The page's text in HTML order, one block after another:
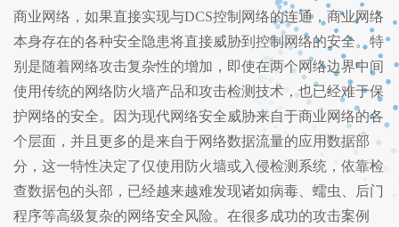
商业网络，如果直接实现与DCS控制网络的连通，商业网络
本身存在的各种安全隐患将直接威胁到控制网络的安全。特
别是随着网络攻击复杂性的增加，即使在两个网络边界中间
使用传统的网络防火墙产品和攻击检测技术，也已经难于保
护网络的安全。因为现代网络安全威胁来自于商业网络的各
个层面，并且更多的是来自于网络数据流量的应用数据部
分，这一特性决定了仅使用防火墙或入侵检测系统，依靠检
查数据包的头部，已经越来越难发现诸如病毒、蠕虫、后门
程序等高级复杂的网络安全风险。在很多成功的攻击案例